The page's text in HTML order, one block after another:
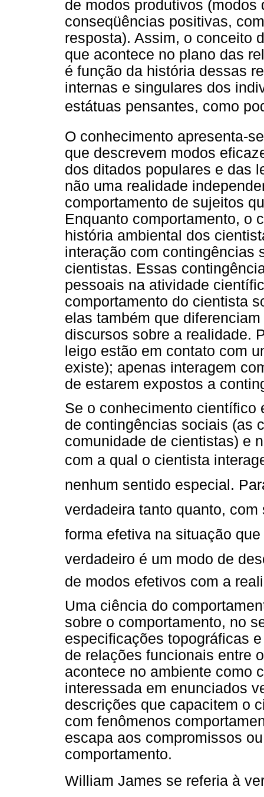
de modos produtivos (modos
conseqüências positivas,
resposta). Assim, o conceito
que acontece no plano das
é função da história dessas
internas e singulares dos
estátuas pensantes, como
O conhecimento apresenta-
que descrevem modos
dos ditados populares e das
não uma realidade
comportamento de sujeitos
Enquanto comportamento, o
história ambiental dos
interação com contingências
cientistas. Essas
pessoais na atividade
comportamento do cientista
elas também que
discursos sobre a realidade.
leigo estão em contato com
existe); apenas interagem
de estarem expostos a
Se o conhecimento científico
de contingências sociais (as
comunidade de cientistas) e
com a qual o cientista
nenhum sentido especial.
verdadeira tanto quanto,
forma efetiva na situação que
verdadeiro é um modo de
de modos efetivos com a
Uma ciência do
sobre o comportamento, no
especificações topográficas
de relações funcionais entre
acontece no ambiente como
interessada em enunciados
descrições que capacitem o
com fenômenos
escapa aos compromissos
comportamento.
William James se referia à